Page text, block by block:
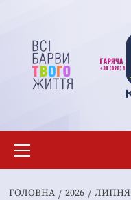
вмісту
меню
ГОЛОВНА 2026 ЛИПНЯ